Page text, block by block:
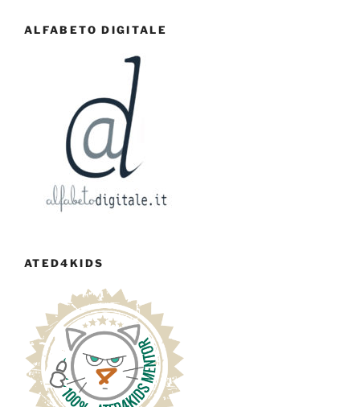
ALFABETO DIGITALE
ATED4KIDS